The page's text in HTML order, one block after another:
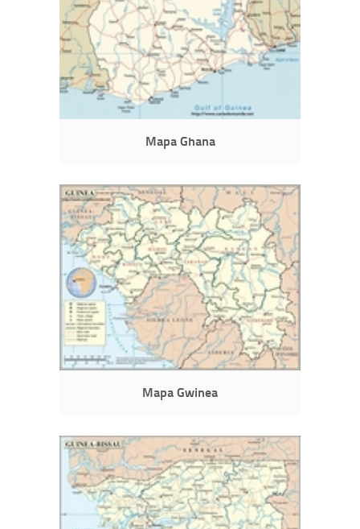
Mapa Ghana
Mapa Gwinea